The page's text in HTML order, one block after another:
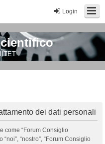
Login
dei dati personali
come “Forum Consiglio
“nostro”, “Forum Consiglio